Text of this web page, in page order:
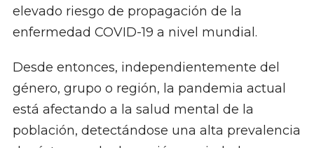
elevado riesgo de propagación de la
enfermedad COVID-19 a nivel mundial.
Desde entonces, independientemente del
género, grupo o región, la pandemia actual
está afectando a la salud mental de la
población, detectándose una alta prevalencia